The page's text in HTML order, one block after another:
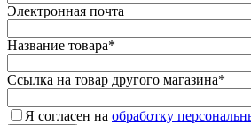
Электронная почта
Название товара*
Ссылка на товар другого магазина*
Я согласен на обработку